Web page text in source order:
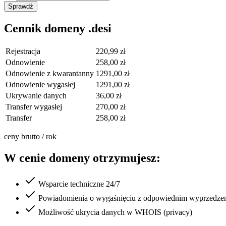
Sprawdź
Cennik domeny .desi
Rejestracja
220,99 zł
Odnowienie
258,00 zł
Odnowienie z kwarantanny 1291,00 zł
Odnowienie wygasłej
1291,00 zł
Ukrywanie danych
36,00 zł
Transfer wygasłej
270,00 zł
Transfer
258,00 zł
ceny brutto / rok
W cenie domeny otrzymujesz:
Wsparcie techniczne 24/7
Powiadomienia o wygaśnięciu z odpowiednim
Możliwość ukrycia danych w WHOIS (privacy)